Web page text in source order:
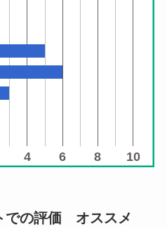
4 6 8 10
での評価 オススメ